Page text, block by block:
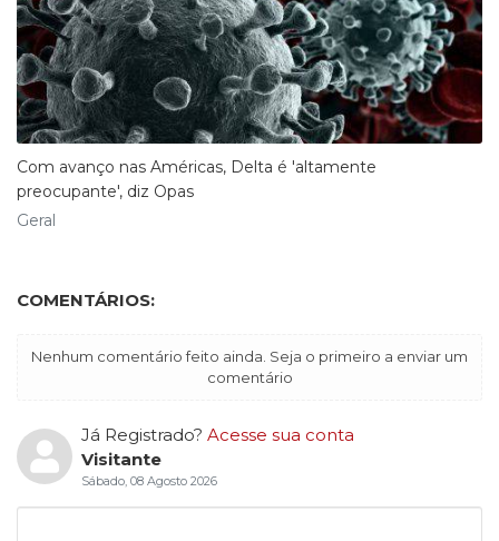
Com avanço nas Américas, Delta é 'altamente
preocupante', diz Opas
Geral
COMENTÁRIOS:
Nenhum comentário feito ainda. Seja o primeiro a enviar um
comentário
Já Registrado? Acesse sua conta
Visitante
Sábado, 08 Agosto 2026